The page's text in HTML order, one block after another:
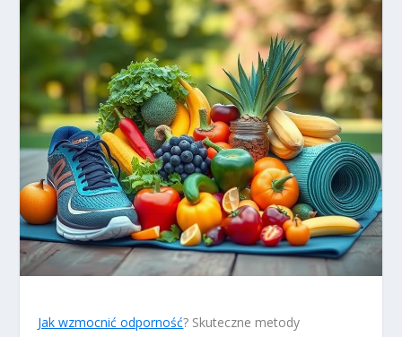
Jak wzmocnić odporność? Skuteczne metody